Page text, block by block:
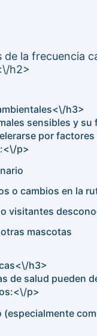
de la frecuencia
h2>
h3>
sensibles y su
por
p>
o cambios en la
visitantes
mascotas
h3>
de salud pueden
p>